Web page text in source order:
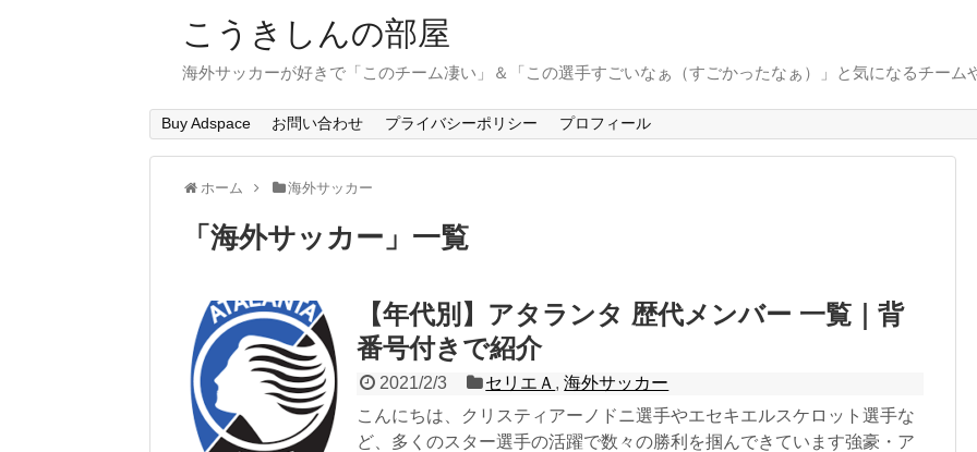
こうきしんの部屋
海外サッカーが好きで「このチーム凄い」＆「この選手すごいなぁ（すごかったなぁ）」と気になるチーム
Buy Adspace お問い合わせ プライバシーポリシー プロフィール
ホーム 海外サッカー
「 海外サッカー 」 一覧
【年代別】アタランタ 歴代メンバー 一覧｜背
番号付きで紹介
2021/2/3 セリエＡ ,海外サッカー
こんにちは、クリスティアーノドニ選手やエセキエルスケロット選手な
ど、多くのスター選手の活躍で数々の勝利を掴んできています強豪・ア